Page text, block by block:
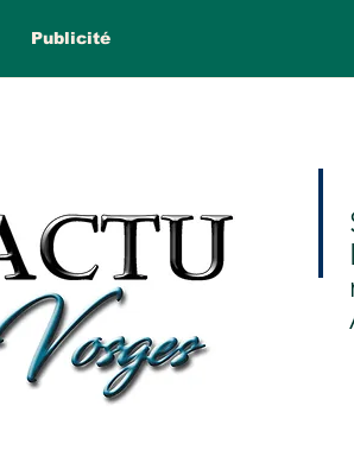
Publicité